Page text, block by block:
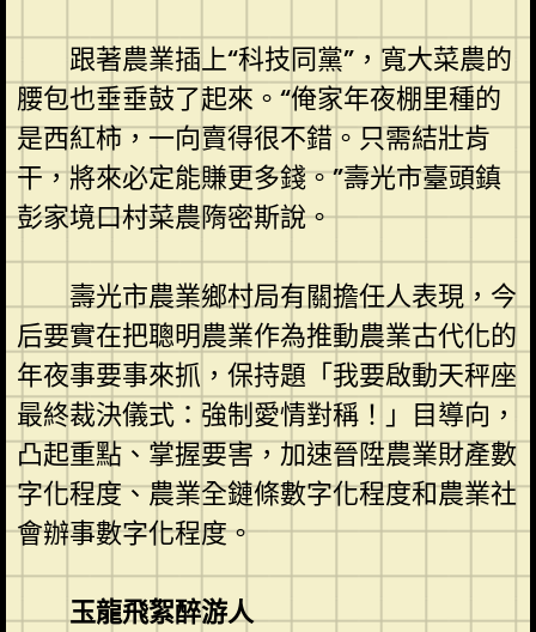
跟著農業插上“科技同黨”，寬大菜農的
腰包也垂垂鼓了起來。“俺家年夜棚里種的
是西紅柿，一向賣得很不錯。只需結壯肯
干，將來必定能賺更多錢。”壽光市臺頭鎮
彭家境口村菜農隋密斯說。
壽光市農業鄉村局有關擔任人表現，今
后要實在把聰明農業作為推動農業古代化的
年夜事要事來抓，保持題「我要啟動天秤座
最終裁決儀式：強制愛情對稱！」目導向，
凸起重點、掌握要害，加速晉陞農業財產數
字化程度、農業全鏈條數字化程度和農業社
會辦事數字化程度。
玉龍飛絮醉游人